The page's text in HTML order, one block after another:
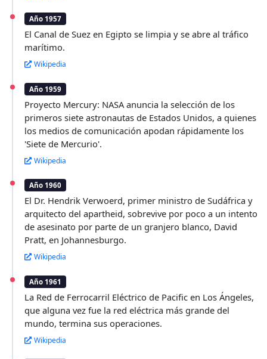
Año 1957
El Canal de Suez en Egipto se limpia y se abre al tráfico
marítimo.
Wikipedia
Año 1959
Proyecto Mercury: NASA anuncia la selección de los
primeros siete astronautas de Estados Unidos, a quienes
los medios de comunicación apodan rápidamente los
'Siete de Mercurio'.
Wikipedia
Año 1960
El Dr. Hendrik Verwoerd, primer ministro de Sudáfrica y
arquitecto del apartheid, sobrevive por poco a un intento
de asesinato por parte de un granjero blanco, David
Pratt, en Johannesburgo.
Wikipedia
Año 1961
La Red de Ferrocarril Eléctrico de Pacific en Los Ángeles,
que alguna vez fue la red eléctrica más grande del
mundo, termina sus operaciones.
Wikipedia